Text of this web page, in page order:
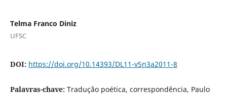
Telma Franco Diniz
UFSC
DOI: https://doi.org/10.14393/DL11-v5n3a2011-8
Palavras-chave: Tradução poética, correspondência, Paulo